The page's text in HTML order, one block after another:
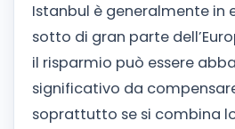
Istanbul è generalmente in
sotto di gran parte
il risparmio può essere
significativo da
soprattutto se si combina